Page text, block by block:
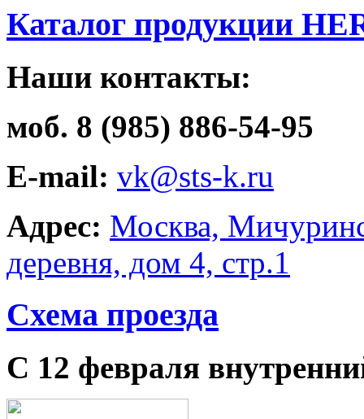
Каталог продукции
Наши контакты:
моб. 8 (985) 886-54-95
E-mail: vk@sts-k.ru
Адрес: Москва,
деревня, дом 4, стр.1
Схема проезда
С 12 февраля